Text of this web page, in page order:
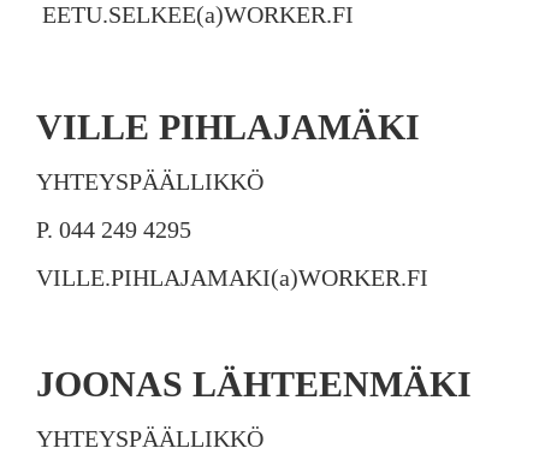
EETU.SELKEE(a)WORKER.FI
VILLE PIHLAJAMÄKI
YHTEYSPÄÄLLIKKÖ
P. 044 249 4295
VILLE.PIHLAJAMAKI(a)WORKER.FI
JOONAS LÄHTEENMÄKI
YHTEYSPÄÄLLIKKÖ